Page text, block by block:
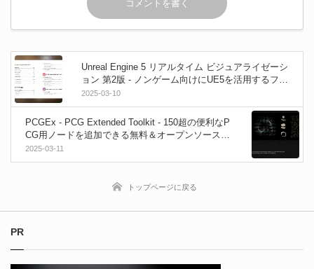
Unreal Engine 5 リアルタイム ビジュアライゼーシ
ョン 第2版 - ノンゲーム向けにUE5を活用するフロ
ーを解説した本の最新UE5.5やUEFNにも対応させ
たアップデート版！2025年3月11日発売！
2025-03-10
PCGEx - PCG Extended Toolkit - 150超の便利なP
CG用ノードを追加できる無料＆オープンソースUn
real Engine 5プラグイン！点データセットからエ
ッジ構造やパスファインディング＆スプライン生
2025-03-11
トップページに戻る
PR